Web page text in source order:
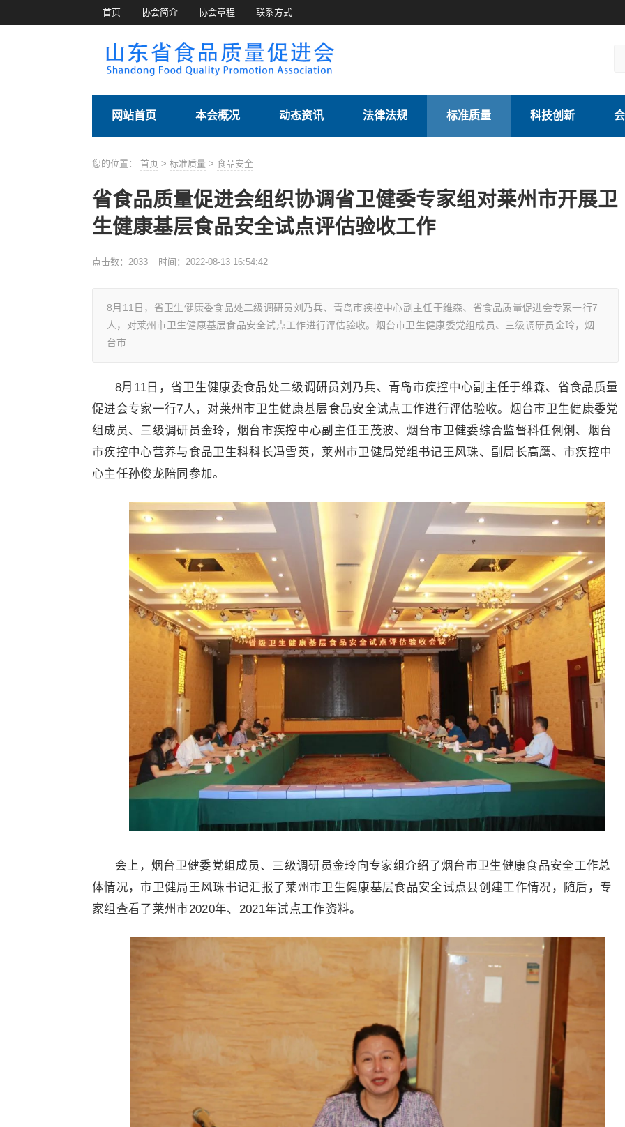
首页 协会简介 协会章程 联系方式
网站首页 本会概况 动态资讯 法律法规 标准质量 科技创新
您的位置： 首页 > 标准质量 > 食品安全
省食品质量促进会组织协调省卫健委专家组对莱州市开展卫
生健康基层食品安全试点评估验收工作
点击数： 2033 时间：2022-08-13 16:54:42
8月11日，省卫生健康委食品处二级调研员刘乃兵、青岛市疾控中心副主任于维森、省食品质量促进会专家一行7
人，对莱州市卫生健康基层食品安全试点工作进行评估验收。烟台市卫生健康委党组成员、三级调研员金玲，烟
台市
8月11日，省卫生健康委食品处二级调研员刘乃兵、青岛市疾控中心副主任于维森、省食品质量
促进会专家一行7人，对莱州市卫生健康基层食品安全试点工作进行评估验收。烟台市卫生健康委党
组成员、三级调研员金玲，烟台市疾控中心副主任王茂波、烟台市卫健委综合监督科任俐俐、烟台
市疾控中心营养与食品卫生科科长冯雪英，莱州市卫健局党组书记王风珠、副局长高鹰、市疾控中
心主任孙俊龙陪同参加。
会上，烟台卫健委党组成员、三级调研员金玲向专家组介绍了烟台市卫生健康食品安全工作总
体情况，市卫健局王风珠书记汇报了莱州市卫生健康基层食品安全试点县创建工作情况，随后，专
家组查看了莱州市2020年、2021年试点工作资料。